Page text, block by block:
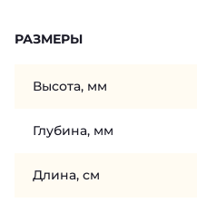
РАЗМЕРЫ
Высота, мм
Глубина, мм
Длина, см